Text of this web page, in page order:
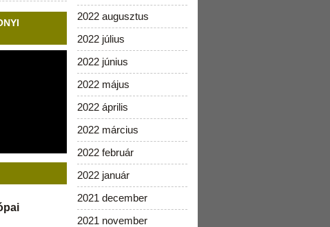
2022 augusztus
2022 július
2022 június
2022 május
2022 április
2022 március
2022 február
2022 január
2021 december
2021 november